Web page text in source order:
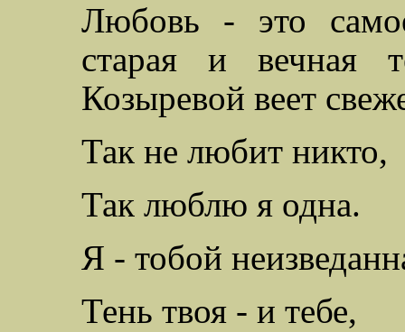
Любовь - это
старая и вечная
Козыревой веет
Так не любит никто,
Так люблю я одна.
Я - тобой
Тень твоя - и тебе,